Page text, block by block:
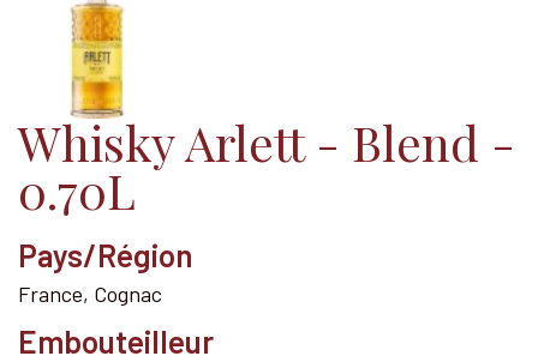
Whisky Arlett - Blend -
0.70L
Pays/Région
France, Cognac
Embouteilleur